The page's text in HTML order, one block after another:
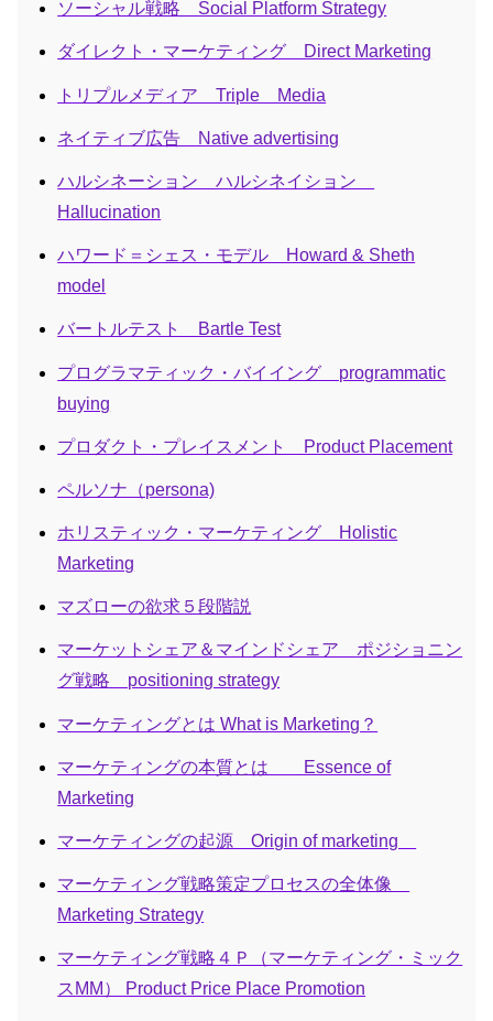
ソーシャル戦略 Social Platform Strategy
ダイレクト・マーケティング Direct Marketing
トリプルメディア Triple Media
ネイティブ広告 Native advertising
ハルシネーション ハルシネイション
Hallucination
ハワード＝シェス・モデル Howard & Sheth
model
バートルテスト Bartle Test
プログラマティック・バイイング programmatic
buying
プロダクト・プレイスメント Product Placement
ペルソナ（persona)
ホリスティック・マーケティング Holistic
Marketing
マズローの欲求５段階説
マーケットシェア＆マインドシェア ポジショニン
グ戦略 positioning strategy
マーケティングとは What is Marketing？
マーケティングの本質とは Essence of
Marketing
マーケティングの起源 Origin of marketing
マーケティング戦略策定プロセスの全体像
Marketing Strategy
マーケティング戦略４Ｐ（マーケティング・ミック
スMM） Product Price Place Promotion